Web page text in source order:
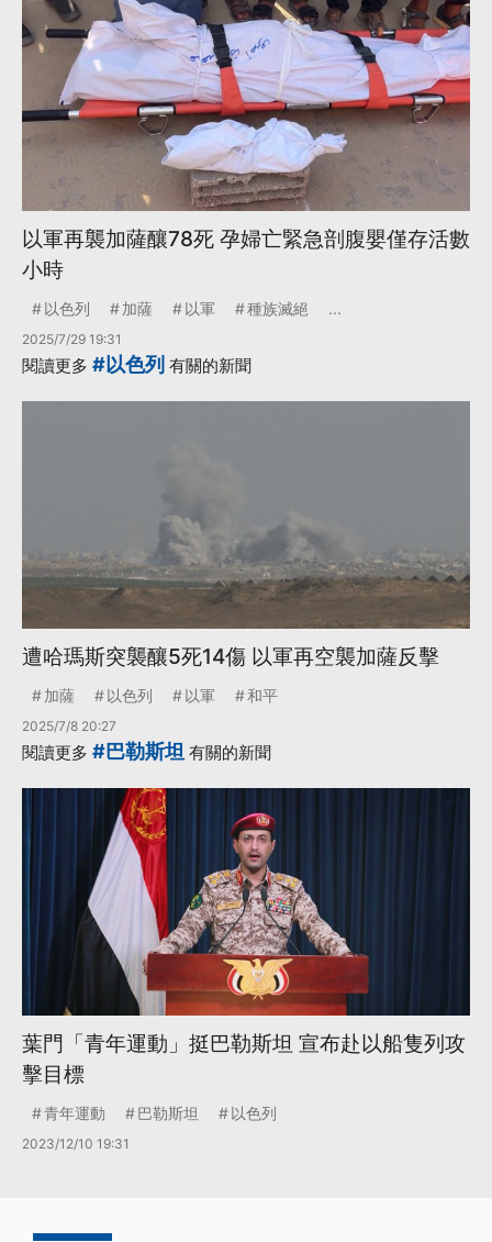
以軍再襲加薩釀78死 孕婦亡緊急剖腹嬰僅存活數
小時
以色列 加薩 以軍 種族滅絕 ...
2025/7/29 19:31
閱讀更多 #以色列 有關的新聞
遭哈瑪斯突襲釀5死14傷 以軍再空襲加薩反擊
加薩 以色列 以軍 和平
2025/7/8 20:27
閱讀更多 #巴勒斯坦 有關的新聞
葉門「青年運動」挺巴勒斯坦 宣布赴以船隻列攻
擊目標
青年運動 巴勒斯坦 以色列
2023/12/10 19:31